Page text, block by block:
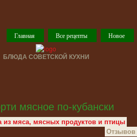
Главная Все рецепты Новое
БЛЮДА СОВЕТСКОЙ КУХНИ
мясное по-кубански
мяса, мясных продуктов и птицы
Отзывов